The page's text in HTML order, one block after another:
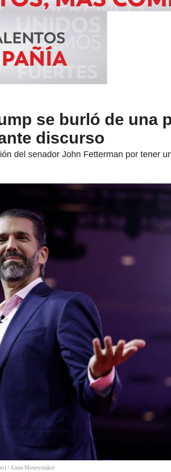
se burló de una
discurso
del senador John Fetterman por tener
/Anna Moneymaker